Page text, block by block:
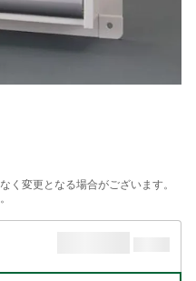
変更となる場合がございます。